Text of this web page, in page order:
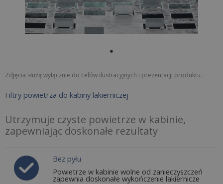
Zdjęcia służą wyłącznie do celów ilustracyjnych i prezentacji produktu.
Filtry powietrza do kabiny lakierniczej
Utrzymuje czyste powietrze w kabinie,
zapewniając doskonałe rezultaty
Bez pyłu
Powietrze w kabinie wolne od zanieczyszczeń
zapewnia doskonałe wykończenie lakiernicze